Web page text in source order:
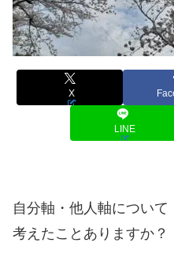
X
LINE
自分軸・他人軸について
考えたことありますか？